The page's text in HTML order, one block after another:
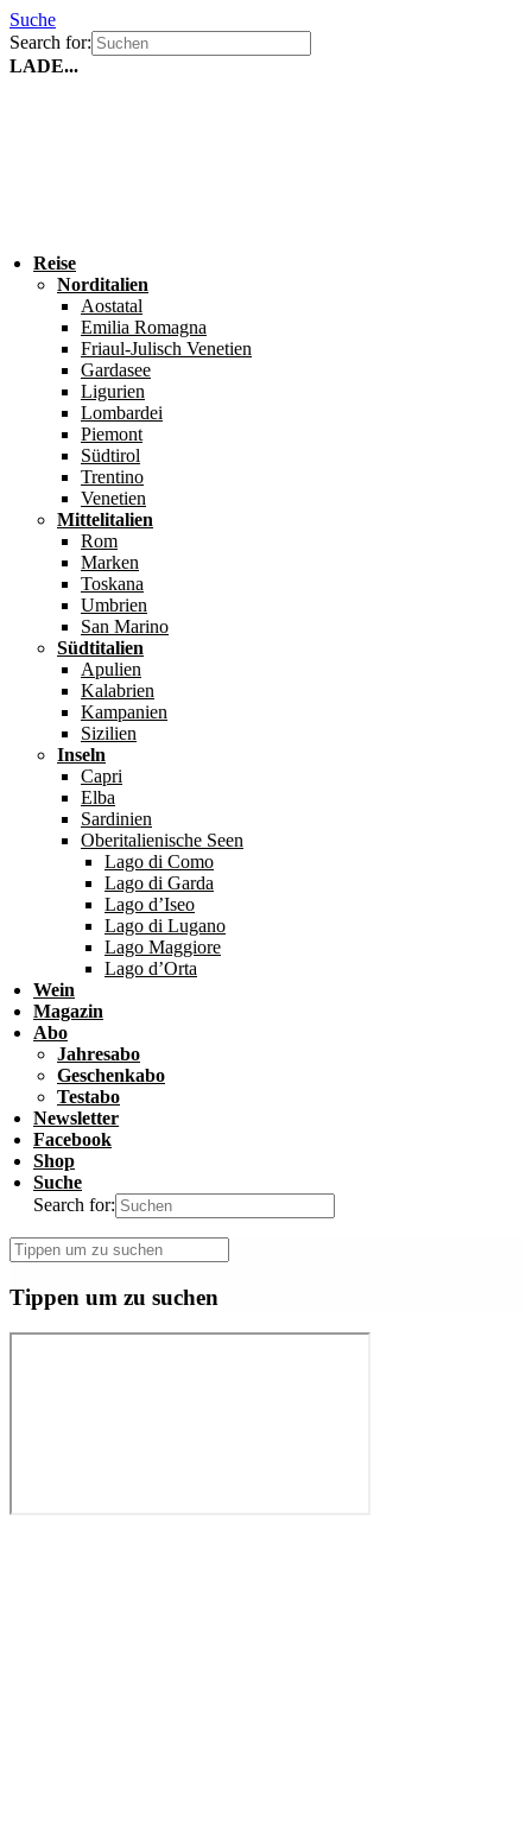
Suche
Search for:
LADE...
Reise
Norditalien
Aostatal
Emilia Romagna
Friaul-Julisch Venetien
Gardasee
Ligurien
Lombardei
Piemont
Südtirol
Trentino
Venetien
Mittelitalien
Rom
Marken
Toskana
Umbrien
San Marino
Südtitalien
Apulien
Kalabrien
Kampanien
Sizilien
Inseln
Capri
Elba
Sardinien
Oberitalienische Seen
Lago di Como
Lago di Garda
Lago d’Iseo
Lago di Lugano
Lago Maggiore
Lago d’Orta
Wein
Magazin
Abo
Jahresabo
Geschenkabo
Testabo
Newsletter
Facebook
Shop
Suche
Search for:
Tippen um zu suchen